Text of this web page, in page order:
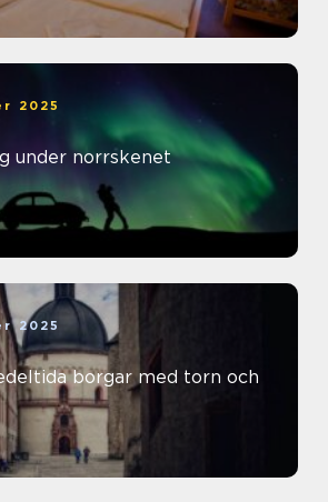
2025
under norrskenet
2025
borgar med torn och